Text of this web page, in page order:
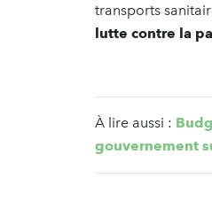
transports
lutte contre la
À lire aussi :
gouvernement